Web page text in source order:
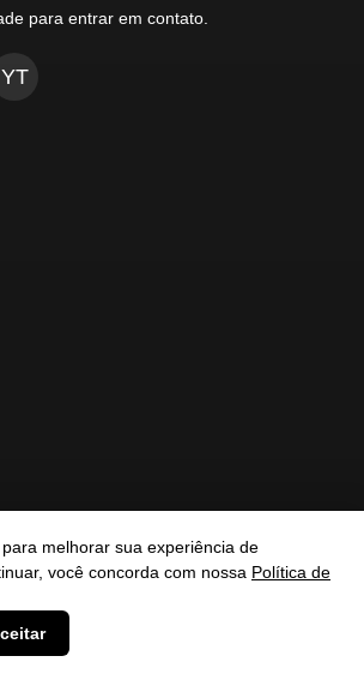
melhorar sua experiência de
você concorda com nossa Política de
para entrar em contato.
YT